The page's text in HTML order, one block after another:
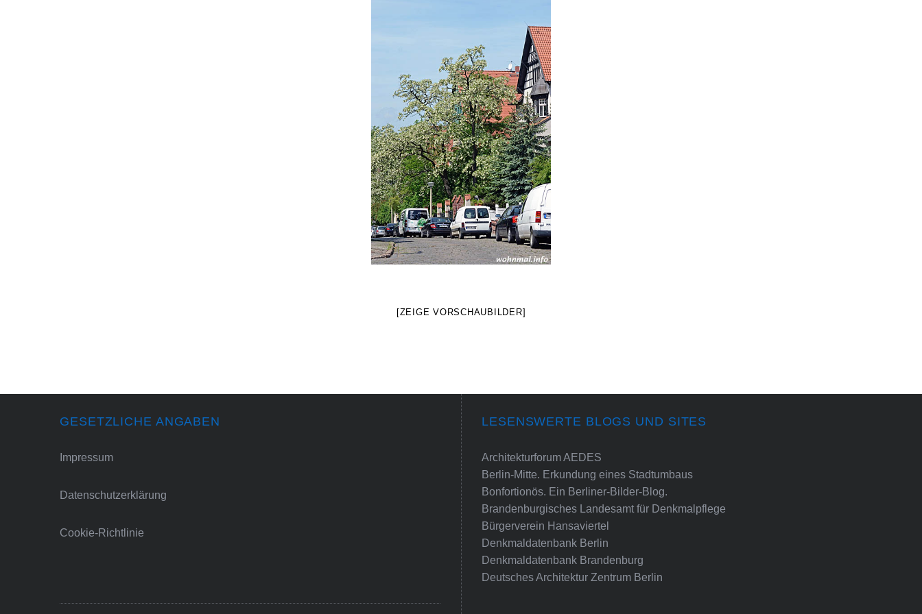
[ZEIGE VORSCHAUBILDER]
GESETZLICHE ANGABEN
Impressum
Datenschutzerklärung
Cookie-Richtlinie
LESENSWERTE BLOGS UND SITES
Architekturforum AEDES
Berlin-Mitte. Erkundung eines Stadtumbaus
Bonfortionös. Ein Berliner-Bilder-Blog.
Brandenburgisches Landesamt für Denkmalpflege
Bürgerverein Hansaviertel
Denkmaldatenbank Berlin
Denkmaldatenbank Brandenburg
Deutsches Architektur Zentrum Berlin